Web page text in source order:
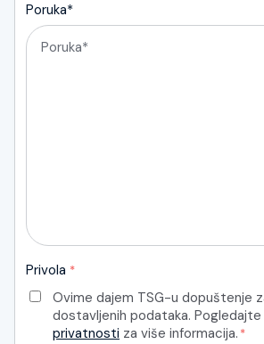
Poruka*
Privola *
Ovime dajem TSG-u dopuštenje
dostavljenih podataka. Pogledajte
privatnosti za više informacija. *